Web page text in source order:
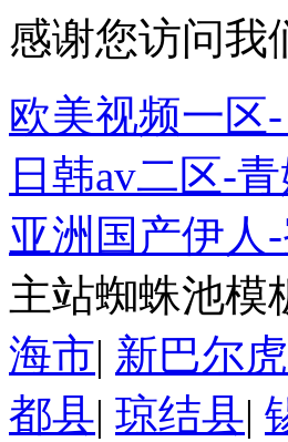
感谢您访问我
欧美视频一区
日韩av二区-
亚洲国产伊人
主站蜘蛛池模
海市| 新巴尔
都县| 琼结县|